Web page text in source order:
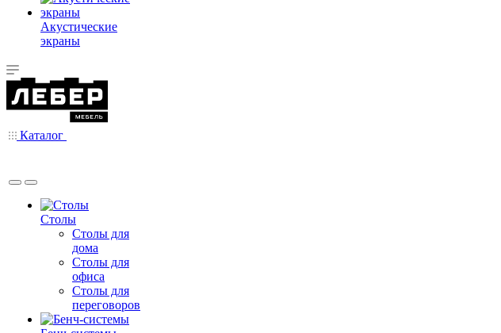
Акустические
экраны
Каталог
Столы
Столы для
дома
Столы для
офиса
Столы для
переговоров